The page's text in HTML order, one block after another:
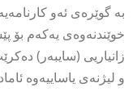
بە گوێرەی ئەو
خوێندنەوەی یەکەم بۆ
زانیاریی (سایبەر)
و لیژنەی یاساییەوە ئامادەکراوە و لە